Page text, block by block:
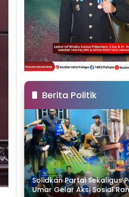
Berita Politik
Solidkan Partai Sekaligus
Umar Gelar Aksi Sosial